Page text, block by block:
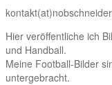
Hier veröffentliche ich
und Handball.
Meine Football-Bilder
untergebracht.